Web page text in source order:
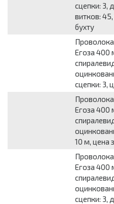
сцепки: 3,
витков:
бухту
Егоза 400
сцепки: 3,
Егоза 400
10 м, цена
Егоза 400
сцепки: 3,